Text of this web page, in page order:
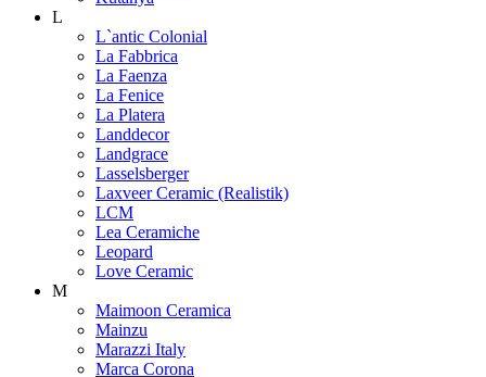
L
L`antic Colonial
La Fabbrica
La Faenza
La Fenice
La Platera
Landdecor
Landgrace
Lasselsberger
Laxveer Ceramic (Realistik)
LCM
Lea Ceramiche
Leopard
Love Ceramic
M
Maimoon Ceramica
Mainzu
Marazzi Italy
Marca Corona